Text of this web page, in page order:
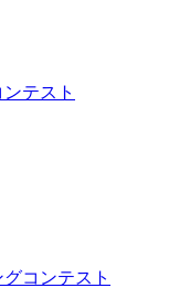
テスト
コンテスト